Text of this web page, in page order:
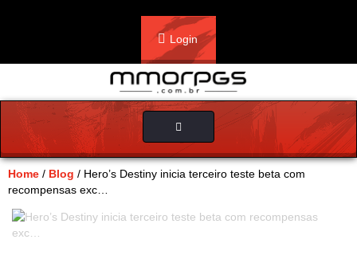
Login
Toggle
navigation
Home / Blog / Hero’s Destiny inicia terceiro teste beta com
recompensas exc…